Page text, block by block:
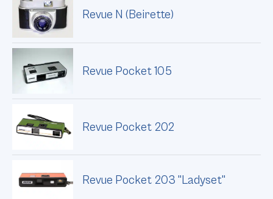
Revue N (Beirette)
Revue Pocket 105
Revue Pocket 202
Revue Pocket 203 "Ladyset"